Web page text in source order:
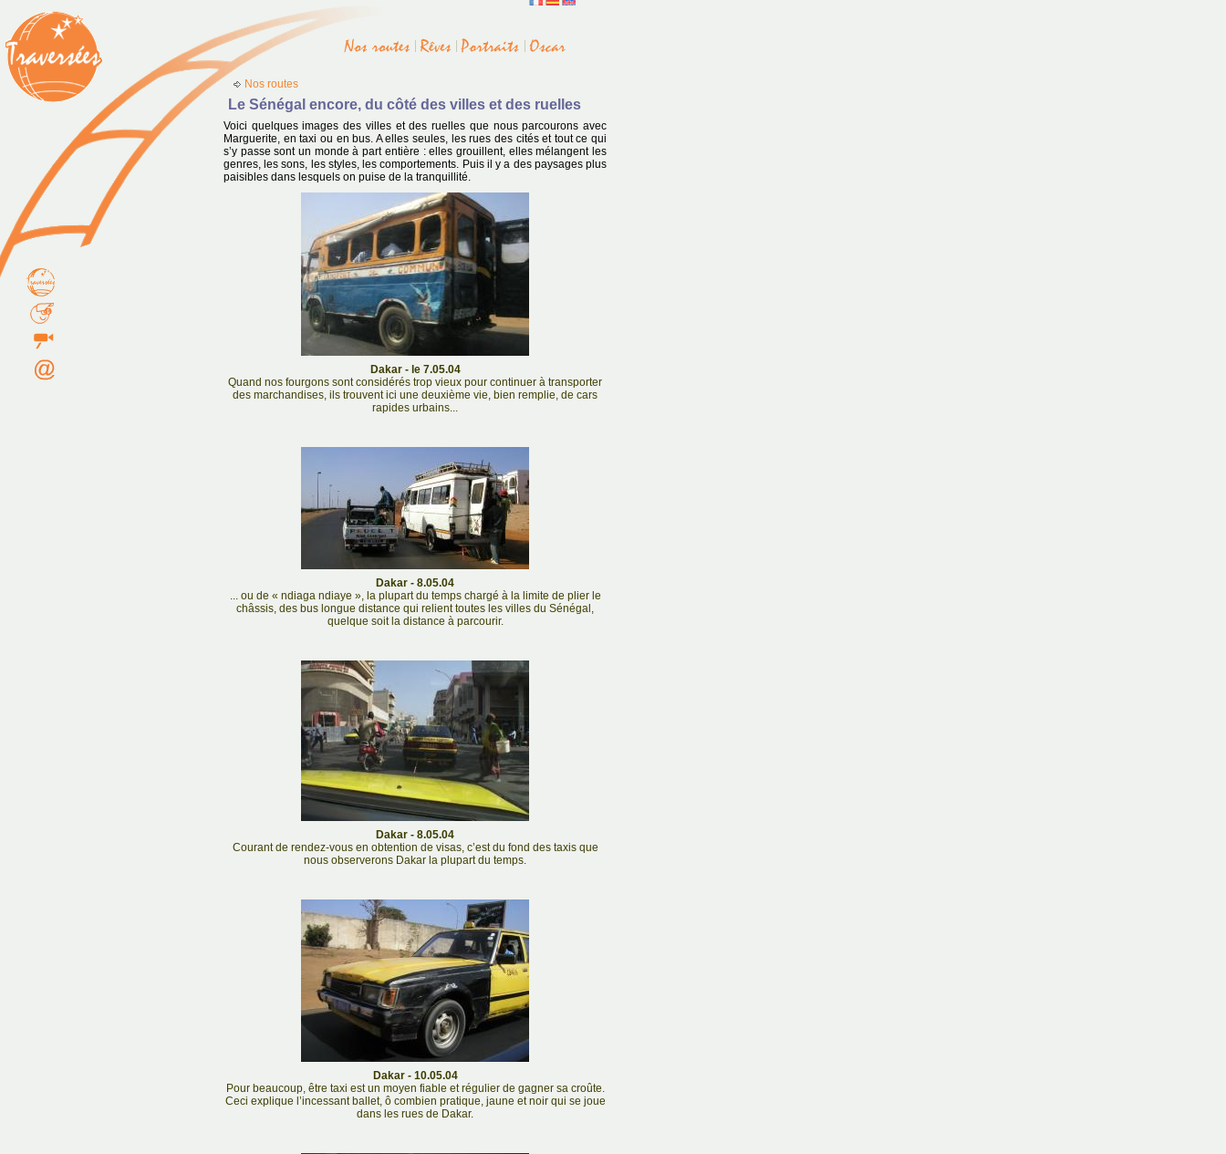
Nos routes
Le Sénégal encore, du côté des villes et des ruelles
Voici quelques images des villes et des ruelles que nous parcourons avec
Marguerite, en taxi ou en bus. A elles seules, les rues des cités et tout ce qui
s’y passe sont un monde à part entière : elles grouillent, elles mélangent les
genres, les sons, les styles, les comportements. Puis il y a des paysages plus
paisibles dans lesquels on puise de la tranquillité.
Dakar - le 7.05.04
Quand nos fourgons sont considérés trop vieux pour continuer à transporter
des marchandises, ils trouvent ici une deuxième vie, bien remplie, de cars
rapides urbains...
Dakar - 8.05.04
... ou de « ndiaga ndiaye », la plupart du temps chargé à la limite de plier le
châssis, des bus longue distance qui relient toutes les villes du Sénégal,
quelque soit la distance à parcourir.
Dakar - 8.05.04
Courant de rendez-vous en obtention de visas, c’est du fond des taxis que
nous observerons Dakar la plupart du temps.
Dakar - 10.05.04
Pour beaucoup, être taxi est un moyen fiable et régulier de gagner sa croûte.
Ceci explique l’incessant ballet, ô combien pratique, jaune et noir qui se joue
dans les rues de Dakar.